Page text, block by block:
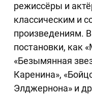
режиссёры и
классическим и
произведениям.
постановки, как
«Безымянная
Каренина»,
Элджернона» и